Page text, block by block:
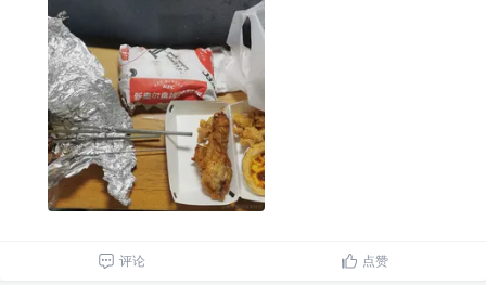
评论 点赞